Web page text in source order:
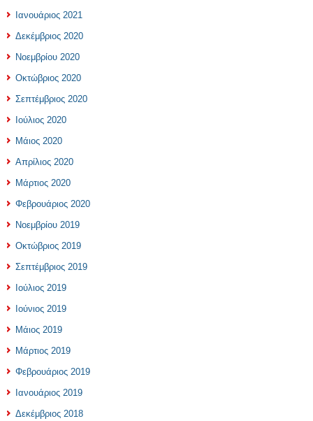
Ιανουάριος 2021
Δεκέμβριος 2020
Νοεμβρίου 2020
Οκτώβριος 2020
Σεπτέμβριος 2020
Ιούλιος 2020
Μάιος 2020
Απρίλιος 2020
Μάρτιος 2020
Φεβρουάριος 2020
Νοεμβρίου 2019
Οκτώβριος 2019
Σεπτέμβριος 2019
Ιούλιος 2019
Ιούνιος 2019
Μάιος 2019
Μάρτιος 2019
Φεβρουάριος 2019
Ιανουάριος 2019
Δεκέμβριος 2018